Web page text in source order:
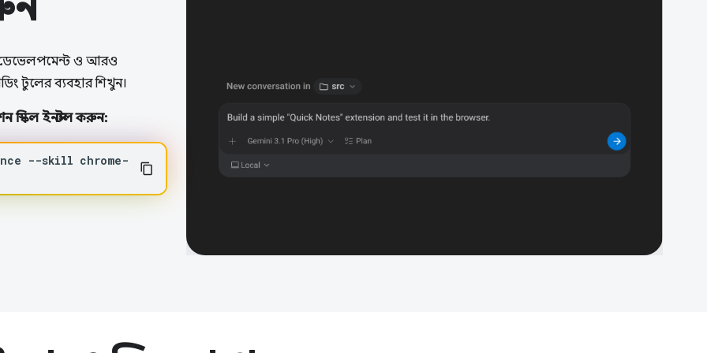
ডেভেলপমেন্ট ও আরও
টুলের ব্যবহার শিখুন।
স্কিল ইনস্টল করুন:
--skill chrome-